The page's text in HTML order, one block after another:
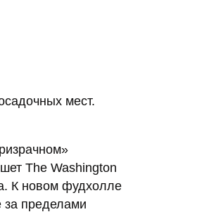
мест.
The Washington
К новом фудхолле
за пределами